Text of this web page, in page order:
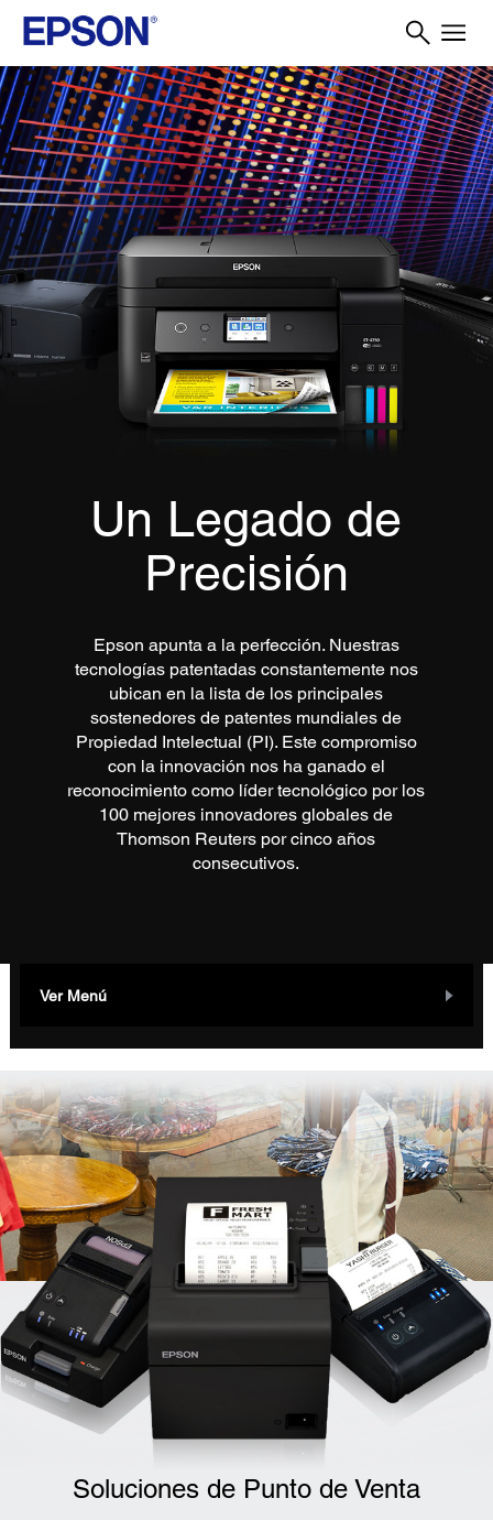
Un Legado de
Precisión
Epson apunta a la perfección. Nuestras
tecnologías patentadas constantemente nos
ubican en la lista de los principales
sostenedores de patentes mundiales de
Propiedad Intelectual (PI). Este compromiso
con la innovación nos ha ganado el
reconocimiento como líder tecnológico por los
100 mejores innovadores globales de
Thomson Reuters por cinco años
consecutivos.
Ver Menú
Soluciones de Punto de Venta